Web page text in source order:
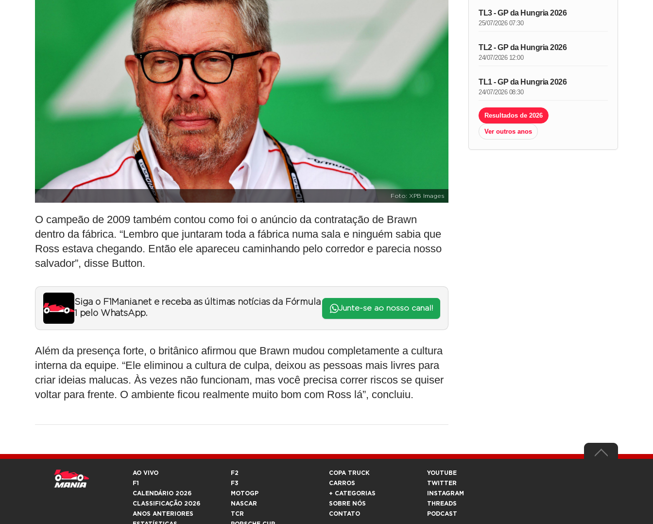
Foto: XPB Images
O campeão de 2009 também contou como foi o anúncio da contratação de Brawn
dentro da fábrica. “Lembro que juntaram toda a fábrica numa sala e ninguém sabia que
Ross estava chegando. Então ele apareceu caminhando pelo corredor e parecia nosso
salvador”, disse Button.
Siga o F1Mania.net e receba as últimas notícias da Fórmula
1 pelo WhatsApp.
Junte-se ao nosso canal!
Além da presença forte, o britânico afirmou que Brawn mudou completamente a cultura
interna da equipe. “Ele eliminou a cultura de culpa, deixou as pessoas mais livres para
criar ideias malucas. Às vezes não funcionam, mas você precisa correr riscos se quiser
voltar para frente. O ambiente ficou realmente muito bom com Ross lá”, concluiu.
TL3 - GP da Hungria 2026
25/07/2026 07:30
TL2 - GP da Hungria 2026
24/07/2026 12:00
TL1 - GP da Hungria 2026
24/07/2026 08:30
Resultados de 2026
Ver outros anos
AO VIVO
F1
CALENDÁRIO 2026
CLASSIFICAÇÃO 2026
ANOS ANTERIORES
F2
F3
MOTOGP
NASCAR
TCR
COPA TRUCK
CARROS
+ CATEGORIAS
SOBRE NÓS
CONTATO
YOUTUBE
TWITTER
INSTAGRAM
THREADS
PODCAST